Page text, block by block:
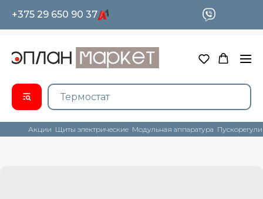
+375 29 650 90 37
Акции Щиты электрические Модульная аппаратура